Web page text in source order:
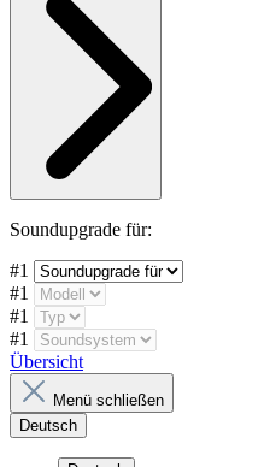
Soundupgrade für:
#1
#1
#1
#1
Übersicht
Menü schließen
Deutsch